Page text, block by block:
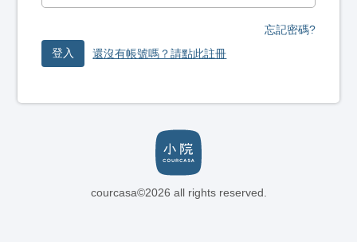
忘記密碼?
登入
還沒有帳號嗎？請點此註冊
courcasa©2026 all rights reserved.